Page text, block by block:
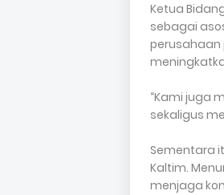
Ketua
sebagai
perusahaan
“Kami juga
sekaligus
Sementara
Kaltim.
menjaga